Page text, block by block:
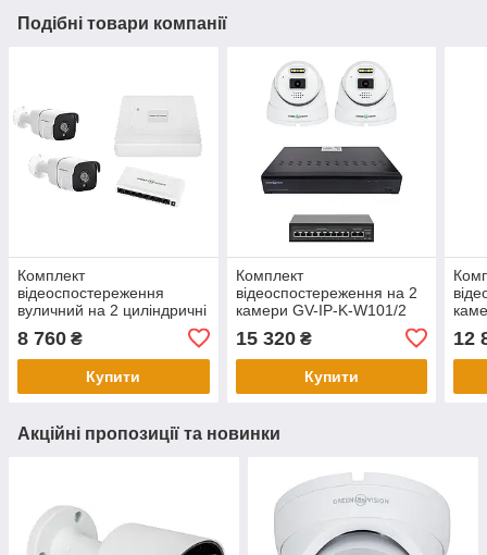
Подібні товари компанії
Комплект
відеоспостереження
вуличний на 2 циліндричні
5MP (Lite)
8 760 ₴
Купити
Комплект
відеоспостереження на 2
камери GV-IP-K-W101/2
15 320₴
Купити
12
Акційні пропозиції та новинки